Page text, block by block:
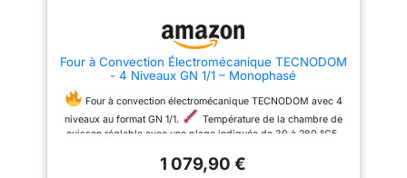
Four à Convection Électromécanique TECNODOM
- 4 Niveaux GN 1/1 – Monophasé
Four à convection électromécanique TECNODOM avec 4
niveaux au format GN 1/1.
Température de la chambre de
cuisson réglable avec une plage indiquée de 30 à 280 °C5.
fonctionnement aux besoins.
Éclairage intérieur LED, porte
1 079,90 €